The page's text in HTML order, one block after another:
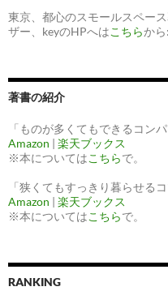
東京、都心のスモールスペー
ザー、keyのHPへはこちらから
著書の紹介
「ものが多くてもできるコン
Amazon | 楽天ブックス
※本についてはこちらで。
「狭くてもすっきり暮らせるコ
Amazon | 楽天ブックス
※本についてはこちらで。
RANKING